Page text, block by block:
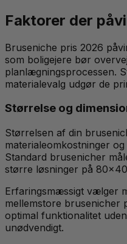
Faktorer der
Bruseniche pris 2026
som boligejere bør
planlægningsprocessen.
materialevalg udgør de
Størrelse og
Størrelsen af din
materialeomkostninger
Standard brusenicher
større løsninger på
Erfaringsmæssigt vælger
mellemstore brusenicher
optimal funktionalitet
unødvendigt.